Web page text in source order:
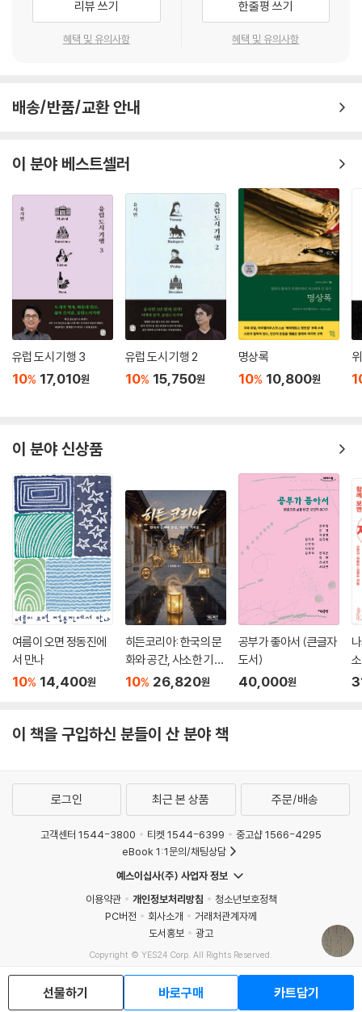
게 되는 우리의 ‘오래된’ 모습은 강대국의 ‘변방’이다. 우선 중국에게 한국
은 일개 제후의 나라였다. 중국 정사에 따르면 “조선의 기원은 기자조선이
따라서 식민지 지배를 두고 다른 나라를 침략한다는 의식이 약할 수밖에
에게 한국은 소련의 팽창을 저지하는 방패막이였다. 따라서 한국의 안전과
정치적 자유, 경제적 평등 따위에는 관심이 없었고, 자신들의 목적에 도움
이 되는 법과 질서의 회복이 중요할 뿐이었다. 이러한 인식 아래 한국 군경
이 주도하고 미군이 묵인한 민간인 학살이 이루어졌다.
지금은 한국을 보는 강대국의 시선에 변화가 생겼을까? 아니, 우리가 우리
스스로를 바라보았을 때 마주하게 되는 우리의 모습은 어떠한가? ‘한국의
사드 배치가 한중 관계를 파괴할 수도 있다’는 엄포성 발언을 서슴지 않는
중국, 역사의 과오와 상처를 반성할 줄 모르는 일본, 정치 경제 문화 등 전
방위적으로 한국 사회에 막대한 영향력을 행사하는 미국…. 4월 1일 막을
내린 2016 핵안보정상회의에서 북핵 문제의 주도권을 쥔 것은 누구였나?
화’의 과정이며, 이러한 직시를 통해 우리의 과거와 현재를 ‘성찰’하는 일이
다. 나의 정체성, 국가의 정체성을 고민한다는 것은 궁극적으로 나의 존엄
성과 국가의 존엄성을 사유하는 것과 다르지 않을 것이다. 주체적 존재, 주
체적 국가에 대한 모색과 또 다르지 않을 것이다. 그리고 이러한 사유는 이
식된 개념으로 이식된 주제를 다루는 타자의 철학이 아니라 우리의 근원적
문제를 탐색하는 우리 철학하기의 한 실천이라는 점에서도 의미가 깊다.
그것이 철학자 탁석산이 오랫동안 ‘한국의 정체성’을 탐구하는 한 이유가
아닐까.
“조선은 역사적으로 중국의 번국이었다”
책은 ‘발췌록'으로 시작한다. 7세기의 《일본서기》에서 현대의 사전까지 우
리나라에 대해 논한 외국의 문헌들에서 몇몇 대목을 발췌한 것이다. 저자
가 소개한 최신 중국어사전을 보면 ‘한국’이라는 항목이 없고, ‘조선’이라는
서는 ‘조선과 관련된 왕조’라고 설명한다. 중국이 과거의 우리를, 지금의 대
물을 화자로 삼아 중국 정사에 기록된 우리의 모습을 추적한다(제2화 붐비
는 청명날 개봉의 다리).
고려에서 돌아와 《고려도경高麗圖經》(1124)이라는 책을 쓰고, 망자가
되어 떠돌며 여러 시대의 사료를 두루 살핀 서긍은 어느 가을밤 교토역을
역사적으로 번국이었다고 기록되어 있습니다. 고구려가 있었는데 당에 복
속되었고 그 후 고려가 일어나 조선에 이르기까지 번국의 예를 갖췄다, 이
것이 한반도의 역사에 대해 중국이 인지하고 있었던 전부입니다.” 정사에
따르면 중국은 고구려-고려-조선으로 이어진 단순한 흐름밖에 알지 못한
다. 중국에게 한반도는 그 역사를 세세하게 기록할 필요를 느끼지 못한 변
방이었던 것이다.
리뷰 쓰기
혜택 및 유의사항
한줄평 쓰기
혜택 및 유의사항
배송/반품/교환 안내
이 분야 베스트셀러
유럽 도시 기행 3
10% 17,010원
유럽 도시 기행 2
10% 15,750원
명상록
10% 10,800원
이 분야 신상품
여름이 오면 정동진에
서 만나
10% 14,400원
히든코리아: 한국의 문
화와 공간, 사소한 기적
들
10% 26,820원
공부가 좋아서 (큰글자
도서)
40,000원
이 책을 구입하신 분들이 산 분야 책
선물하기 바로구매 카트담기
로그인 최근 본 상품 주문/배송
고객센터 1544-3800 티켓 1544-6399
중고샵 1566-4295
eBook 1:1문의/채팅상담
예스이십사(주) 사업자 정보
이용약관
개인정보처리방침
청소년보호정책
PC버전
회사소개
거래처관계자께
도서홍보
광고
Copyright © YES24 Corp. All Rights Reserved.